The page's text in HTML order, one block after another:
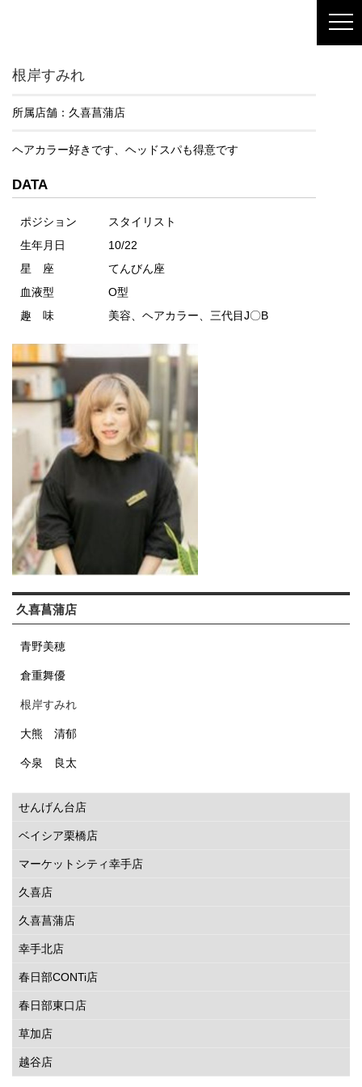
根岸すみれ
所属店舗： 久喜菖蒲店
ヘアカラー好きです、ヘッドスパも得意です
DATA
ポジション
スタイリスト
生年月日
10/22
星 座
てんびん座
血液型
O型
趣 味
美容、ヘアカラー、三代目J〇B
久喜菖蒲店
青野美穂
倉重舞優
根岸すみれ
大熊 清郁
今泉 良太
せんげん台店
ベイシア栗橋店
マーケットシティ幸手店
久喜店
久喜菖蒲店
幸手北店
春日部CONTi店
春日部東口店
草加店
越谷店